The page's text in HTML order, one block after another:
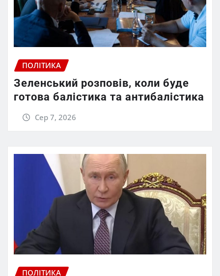
ПОЛІТИКА
Зеленський розповів, коли буде
готова балістика та антибалістика
Сер 7, 2026
ПОЛІТИКА